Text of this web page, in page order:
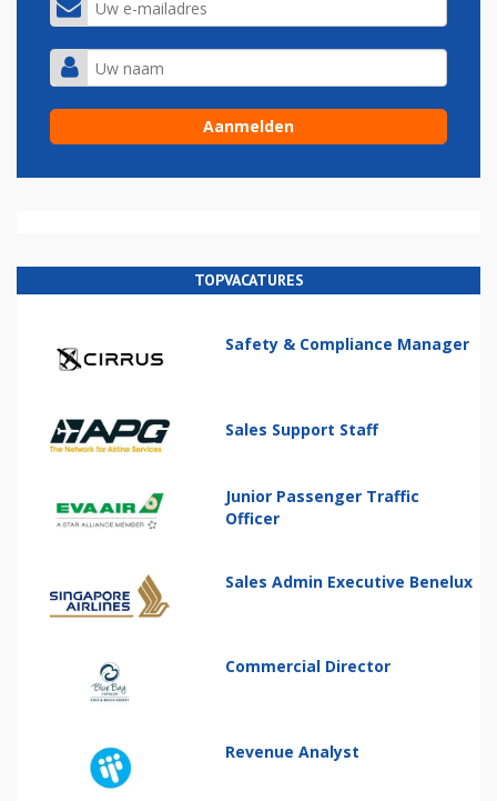
TOPVACATURES
Safety & Compliance Manager
Sales Support Staff
Junior Passenger Traffic
Officer
Sales Admin Executive Benelux
Commercial Director
Revenue Analyst